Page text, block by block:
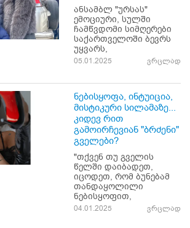
ანსამბლ "ურსას"
ემოციური, სულში
ჩამწვდომი სიმღერები
საქართველოში ბევრს
უყვარს,
05.01.2025 ვრცლად
ნებისყოფა, ინტუიცია,
მისტიკური სილამაზე...
კიდევ რით
გამოირჩევიან "ბრძენი"
გველები?
"თქვენ თუ გველის
წელში დაიბადეთ,
იცოდეთ, რომ ბუნებამ
თანდაყოლილი
ნებისყოფით,
04.01.2025 ვრცლად